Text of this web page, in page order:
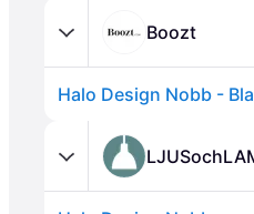
Boozt
Halo Design Nobb -